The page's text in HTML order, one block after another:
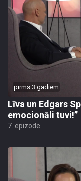
pirms 3 gadiem
Līva un Edgars
emocionāli tuvi!”
7. epizode